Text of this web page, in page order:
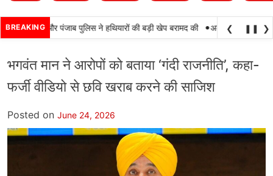
BREAKINGBSF और पंजाब पुलिस ने हथियारों की बड़ी खेप बरामद की • अमन अरोड़ा ने
❮ ❚❚ ❯
भगवंत मान ने आरोपों को बताया ‘गंदी राजनीति’, कहा-
फर्जी वीडियो से छवि खराब करने की साजिश
Posted on June 24, 2026